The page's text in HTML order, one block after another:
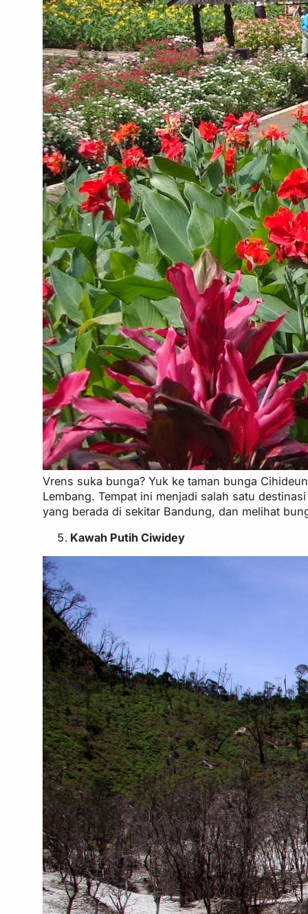
Vrens suka bunga? Yuk ke taman bunga
Lembang. Tempat ini menjadi salah satu
yang berada di sekitar Bandung, dan melihat
Kawah Putih Ciwidey